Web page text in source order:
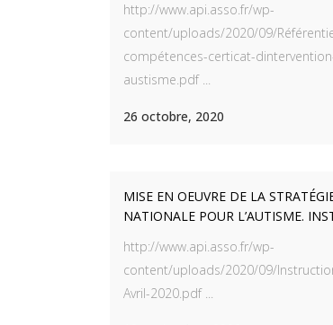
http://www.api.asso.fr/wp-
content/uploads/2020/09/
compétences-certicat-
austisme.pdf ...
26 octobre, 2020
MISE EN OEUVRE DE LA
NATIONALE POUR L’AUTISME.
http://www.api.asso.fr/wp-
content/uploads/2020/09/
Avril-2020.pdf ...